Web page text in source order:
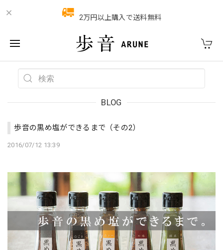
2万円以上購入で送料無料
BLOG
歩音の黒め塩ができるまで（その2）
2016/07/12 13:39